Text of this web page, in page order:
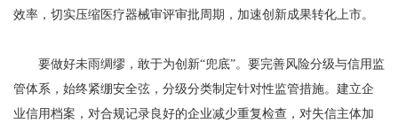
效率，切实压缩医疗器械审评审批周期，加速创新成果转化上市。
要做好未雨绸缪，敢于为创新“兜底”。要完善风险分级与信用监
管体系，始终紧绷安全弦，分级分类制定针对性监管措施。建立企
业信用档案，对合规记录良好的企业减少重复检查，对失信主体加